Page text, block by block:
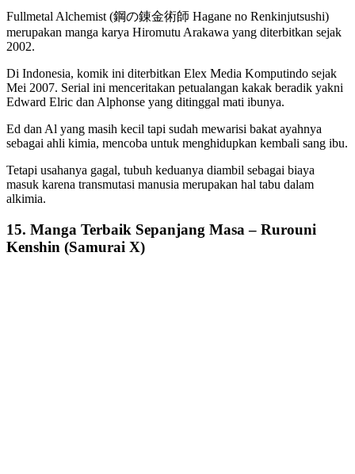
Fullmetal Alchemist (鋼の錬金術師 Hagane no Renkinjutsushi)
merupakan manga karya Hiromutu Arakawa yang diterbitkan sejak
2002.
Di Indonesia, komik ini diterbitkan Elex Media Komputindo sejak
Mei 2007. Serial ini menceritakan petualangan kakak beradik yakni
Edward Elric dan Alphonse yang ditinggal mati ibunya.
Ed dan Al yang masih kecil tapi sudah mewarisi bakat ayahnya
sebagai ahli kimia, mencoba untuk menghidupkan kembali sang ibu.
Tetapi usahanya gagal, tubuh keduanya diambil sebagai biaya
masuk karena transmutasi manusia merupakan hal tabu dalam
alkimia.
15. Manga Terbaik Sepanjang Masa – Rurouni
Kenshin (Samurai X)